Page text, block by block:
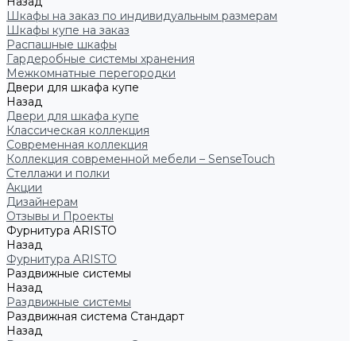
Шкафы на заказ по индивидуальным размерам
Шкафы купе на заказ
Распашные шкафы
Гардеробные системы хранения
Межкомнатные перегородки
Двери для шкафа купе
Назад
Двери для шкафа купе
Классическая коллекция
Современная коллекция
Коллекция современной мебели – SenseTouch
Стеллажи и полки
Акции
Дизайнерам
Отзывы и Проекты
Фурнитура ARISTO
Назад
Фурнитура ARISTO
Раздвижные системы
Назад
Раздвижные системы
Раздвижная система Стандарт
Назад